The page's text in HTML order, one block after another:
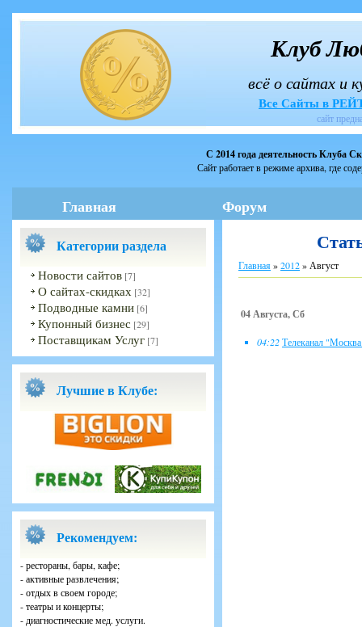
Клуб
всё о сайтах и
Все Сайты в
сайт
С 2014 года деятельность Клуба
Сайт работает в режиме архива, где
Главная Форум
Категории раздела
Новости сайтов [7]
О сайтах-скидках [32]
Подводные камни [6]
Купонный бизнес [29]
Поставщикам Услуг [7]
Лучшие в Клубе:
Рекомендуем:
- рестораны, бары, кафе;
- активные развлечения;
- отдых в своем городе;
- театры и концерты;
- диагностические мед. услуги.
Главная»2012» Август
04 Августа, Сб
04:22Телеканал